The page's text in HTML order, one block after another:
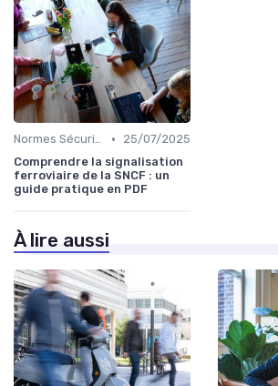
Normes Sécurité •
25/07/2025
Comprendre la signalisation
ferroviaire de la SNCF : un
guide pratique en PDF
À lire aussi